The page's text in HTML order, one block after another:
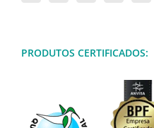
PRODUTOS CERTIFICADOS: